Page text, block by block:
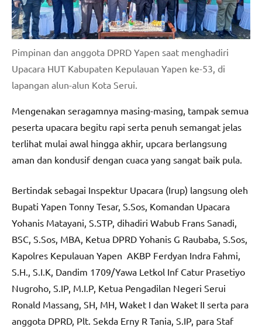
Pimpinan dan anggota DPRD Yapen saat menghadiri
Upacara HUT Kabupaten Kepulauan Yapen ke-53, di
lapangan alun-alun Kota Serui.
Mengenakan seragamnya masing-masing, tampak semua
peserta upacara begitu rapi serta penuh semangat jelas
terlihat mulai awal hingga akhir, upcara berlangsung
aman dan kondusif dengan cuaca yang sangat baik pula.
Bertindak sebagai Inspektur Upacara (Irup) langsung oleh
Bupati Yapen Tonny Tesar, S.Sos, Komandan Upacara
Yohanis Matayani, S.STP, dihadiri Wabub Frans Sanadi,
BSC, S.Sos, MBA, Ketua DPRD Yohanis G Raubaba, S.Sos,
Kapolres Kepulauan Yapen AKBP Ferdyan Indra Fahmi,
S.H., S.I.K, Dandim 1709/Yawa Letkol Inf Catur Prasetiyo
Nugroho, S.IP, M.I.P, Ketua Pengadilan Negeri Serui
Ronald Massang, SH, MH, Waket I dan Waket II serta para
anggota DPRD, Plt. Sekda Erny R Tania, S.IP, para Staf